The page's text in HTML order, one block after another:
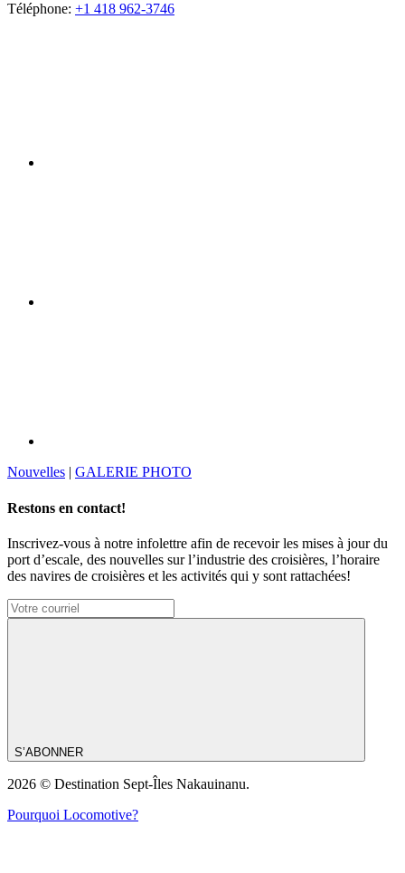
Téléphone: +1 418 962-3746
Nouvelles | GALERIE PHOTO
Restons en contact!
Inscrivez-vous à notre infolettre afin de recevoir les mises à jour du
port d’escale, des nouvelles sur l’industrie des croisières, l’horaire
des navires de croisières et les activités qui y sont rattachées!
S’ABONNER
2026 © Destination Sept-Îles Nakauinanu.
Pourquoi Locomotive?